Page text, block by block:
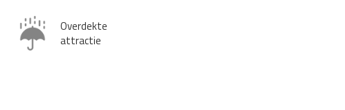
Overdekte
attractie